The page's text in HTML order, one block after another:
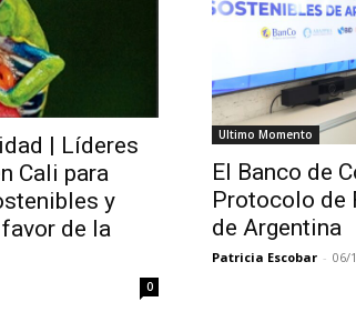
| Líderes
Cali para
y
de la
0
Ultimo Momento
El Banco de
Protocolo de
de Argentina
Patricia Escobar - 06/